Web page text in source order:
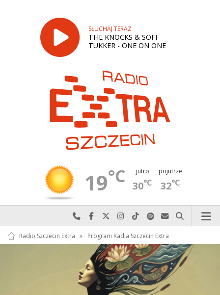
SŁUCHAJ TERAZ
THE KNOCKS & SOFI
TUKKER - ONE ON ONE
19°C jutro
30°C
pojutrze
32°C
Najlepiej po prostu do nas zadzwoń
Odwiedź nas na Facebook-u
Odwiedź nas na X
Odwiedź nas na Instagram-ie
Odwiedź nas na TikTok-u
Szukaj nas na Spotify
Wyślij do nas
Szukaj
Radio Szczecin Extra » Program Radia Szczecin Extra